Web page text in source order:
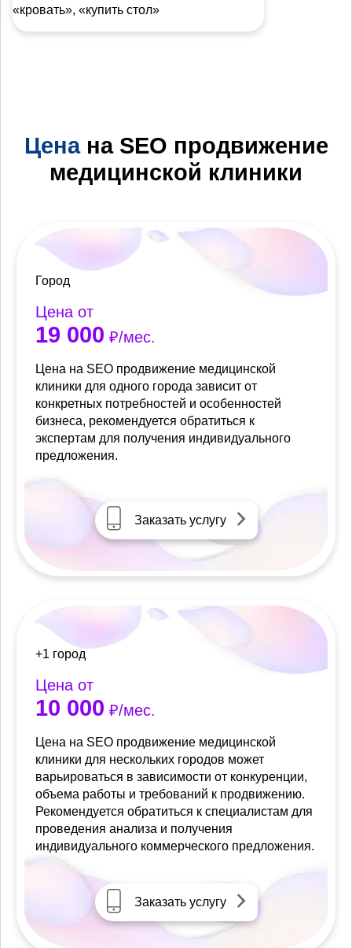
«кровать», «купить стол»
Ценана SEO продвижение
медицинской клиники
Город
Цена от
19 000 ₽/мес.
Цена на SEO продвижение медицинской
клиники для одного города зависит от
конкретных потребностей и особенностей
бизнеса, рекомендуется обратиться к
экспертам для получения индивидуального
предложения.
Заказать услугу
+1 город
Цена от
10 000 ₽/мес.
Цена на SEO продвижение медицинской
клиники для нескольких городов может
варьироваться в зависимости от конкуренции,
объема работы и требований к продвижению.
Рекомендуется обратиться к специалистам для
проведения анализа и получения
индивидуального коммерческого предложения.
Заказать услугу